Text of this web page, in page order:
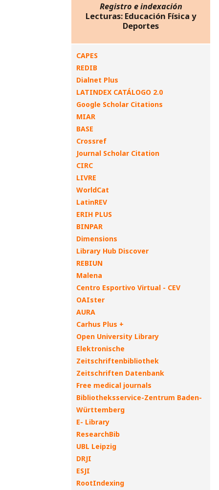
Registro e indexación
Lecturas: Educación Física y
Deportes
CAPES
REDIB
Dialnet Plus
LATINDEX CATÁLOGO 2.0
Google Scholar Citations
MIAR
BASE
Crossref
Journal Scholar Citation
CIRC
LIVRE
WorldCat
LatinREV
ERIH PLUS
BINPAR
Dimensions
Library Hub Discover
REBIUN
Malena
Centro Esportivo Virtual - CEV
OAIster
AURA
Carhus Plus +
Open University Library
Elektronische
Zeitschriftenbibliothek
Zeitschriften Datenbank
Free medical journals
Bibliotheksservice-Zentrum Baden-
Württemberg
E- Library
ResearchBib
UBL Leipzig
DRJI
ESJI
RootIndexing